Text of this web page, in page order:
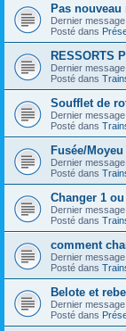
Pas nouveau
Dernier
Posté dans
RESSORTS
Dernier
Posté dans
Soufflet de
Dernier
Posté dans
Fusée/
Dernier
Posté dans
Changer 1
Dernier
Posté dans
comment
Dernier
Posté dans
Belote et
Dernier
Posté dans